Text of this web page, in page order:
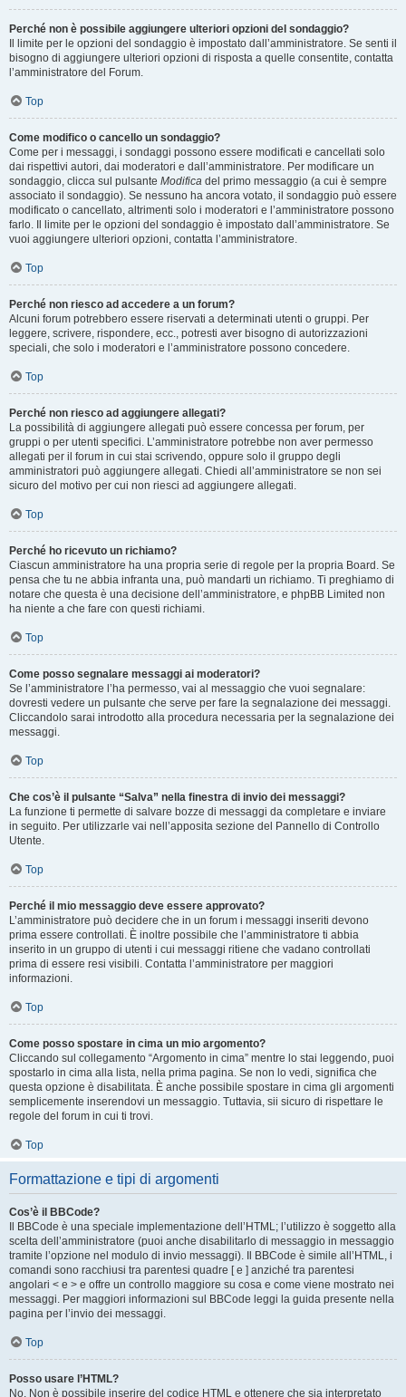
Perché non è possibile aggiungere ulteriori opzioni del sondaggio?
Il limite per le opzioni del sondaggio è impostato dall’amministratore. Se senti il
bisogno di aggiungere ulteriori opzioni di risposta a quelle consentite, contatta
l’amministratore del Forum.
Top
Come modifico o cancello un sondaggio?
Come per i messaggi, i sondaggi possono essere modificati e cancellati solo
dai rispettivi autori, dai moderatori e dall’amministratore. Per modificare un
sondaggio, clicca sul pulsante Modifica del primo messaggio (a cui è sempre
associato il sondaggio). Se nessuno ha ancora votato, il sondaggio può essere
modificato o cancellato, altrimenti solo i moderatori e l’amministratore possono
farlo. Il limite per le opzioni del sondaggio è impostato dall’amministratore. Se
vuoi aggiungere ulteriori opzioni, contatta l’amministratore.
Top
Perché non riesco ad accedere a un forum?
Alcuni forum potrebbero essere riservati a determinati utenti o gruppi. Per
leggere, scrivere, rispondere, ecc., potresti aver bisogno di autorizzazioni
speciali, che solo i moderatori e l’amministratore possono concedere.
Top
Perché non riesco ad aggiungere allegati?
La possibilità di aggiungere allegati può essere concessa per forum, per
gruppi o per utenti specifici. L’amministratore potrebbe non aver permesso
allegati per il forum in cui stai scrivendo, oppure solo il gruppo degli
amministratori può aggiungere allegati. Chiedi all’amministratore se non sei
sicuro del motivo per cui non riesci ad aggiungere allegati.
Top
Perché ho ricevuto un richiamo?
Ciascun amministratore ha una propria serie di regole per la propria Board. Se
pensa che tu ne abbia infranta una, può mandarti un richiamo. Ti preghiamo di
notare che questa è una decisione dell’amministratore, e phpBB Limited non
ha niente a che fare con questi richiami.
Top
Come posso segnalare messaggi ai moderatori?
Se l’amministratore l’ha permesso, vai al messaggio che vuoi segnalare:
dovresti vedere un pulsante che serve per fare la segnalazione dei messaggi.
Cliccandolo sarai introdotto alla procedura necessaria per la segnalazione dei
messaggi.
Top
Che cos’è il pulsante “Salva” nella finestra di invio dei messaggi?
La funzione ti permette di salvare bozze di messaggi da completare e inviare
in seguito. Per utilizzarle vai nell’apposita sezione del Pannello di Controllo
Utente.
Top
Perché il mio messaggio deve essere approvato?
L’amministratore può decidere che in un forum i messaggi inseriti devono
prima essere controllati. È inoltre possibile che l’amministratore ti abbia
inserito in un gruppo di utenti i cui messaggi ritiene che vadano controllati
prima di essere resi visibili. Contatta l’amministratore per maggiori
informazioni.
Top
Come posso spostare in cima un mio argomento?
Cliccando sul collegamento “Argomento in cima” mentre lo stai leggendo, puoi
spostarlo in cima alla lista, nella prima pagina. Se non lo vedi, significa che
questa opzione è disabilitata. È anche possibile spostare in cima gli argomenti
semplicemente inserendovi un messaggio. Tuttavia, sii sicuro di rispettare le
regole del forum in cui ti trovi.
Top
Formattazione e tipi di argomenti
Cos’è il BBCode?
Il BBCode è una speciale implementazione dell’HTML; l’utilizzo è soggetto alla
scelta dell’amministratore (puoi anche disabilitarlo di messaggio in messaggio
tramite l’opzione nel modulo di invio messaggi). Il BBCode è simile all’HTML, i
comandi sono racchiusi tra parentesi quadre [ e ] anziché tra parentesi
angolari < e > e offre un controllo maggiore su cosa e come viene mostrato nei
messaggi. Per maggiori informazioni sul BBCode leggi la guida presente nella
pagina per l’invio dei messaggi.
Top
Posso usare l’HTML?
No. Non è possibile inserire del codice HTML e ottenere che sia interpretato